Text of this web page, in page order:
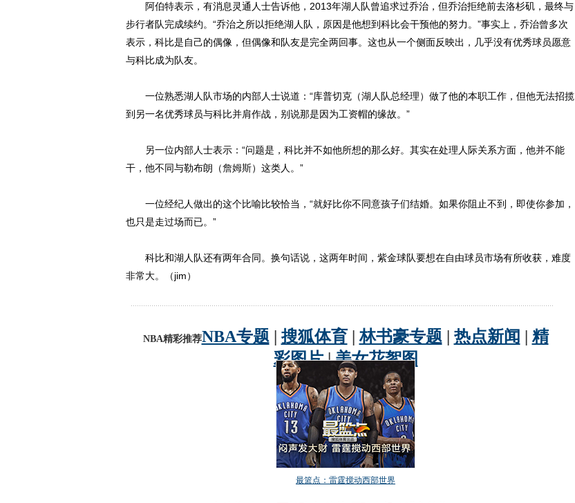
阿伯特表示，有消息灵通人士告诉他，2013年湖人队曾追求过乔治，但乔治拒绝前去洛杉矶，最终与
步行者队完成续约。“乔治之所以拒绝湖人队，原因是他想到科比会干预他的努力。”事实上，乔治曾多次
表示，科比是自己的偶像，但偶像和队友是完全两回事。这也从一个侧面反映出，几乎没有优秀球员愿意
与科比成为队友。
一位熟悉湖人队市场的内部人士说道：“库普切克（湖人队总经理）做了他的本职工作，但他无法招揽
到另一名优秀球员与科比并肩作战，别说那是因为工资帽的缘故。”
另一位内部人士表示：“问题是，科比并不如他所想的那么好。其实在处理人际关系方面，他并不能
干，他不同与勒布朗（詹姆斯）这类人。”
一位经纪人做出的这个比喻比较恰当，“就好比你不同意孩子们结婚。如果你阻止不到，即使你参加，
也只是走过场而已。”
科比和湖人队还有两年合同。换句话说，这两年时间，紫金球队要想在自由球员市场有所收获，难度
非常大。（jim）